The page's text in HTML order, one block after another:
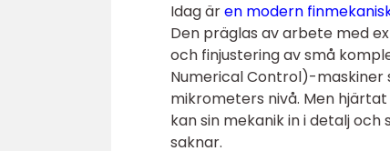
Idag ären modern
Den präglas av arbete med
och finjustering av små
Numerical Control)-maskiner
mikrometers nivå. Men
kan sin mekanik in i detalj
saknar.